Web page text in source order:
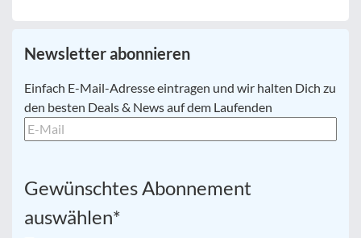
Newsletter abonnieren
E-
Mail *
Einfach E-Mail-Adresse eintragen und wir halten Dich zu
den besten Deals & News auf dem Laufenden
Gewünschtes Abonnement
auswählen*